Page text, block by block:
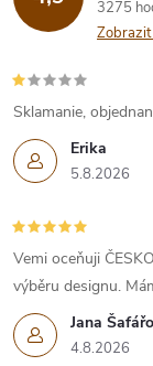
3275
Erika
5.8.2026
Sklamanie,
Jana
4.8.2026
Vemi oceňuji
výběru designu.